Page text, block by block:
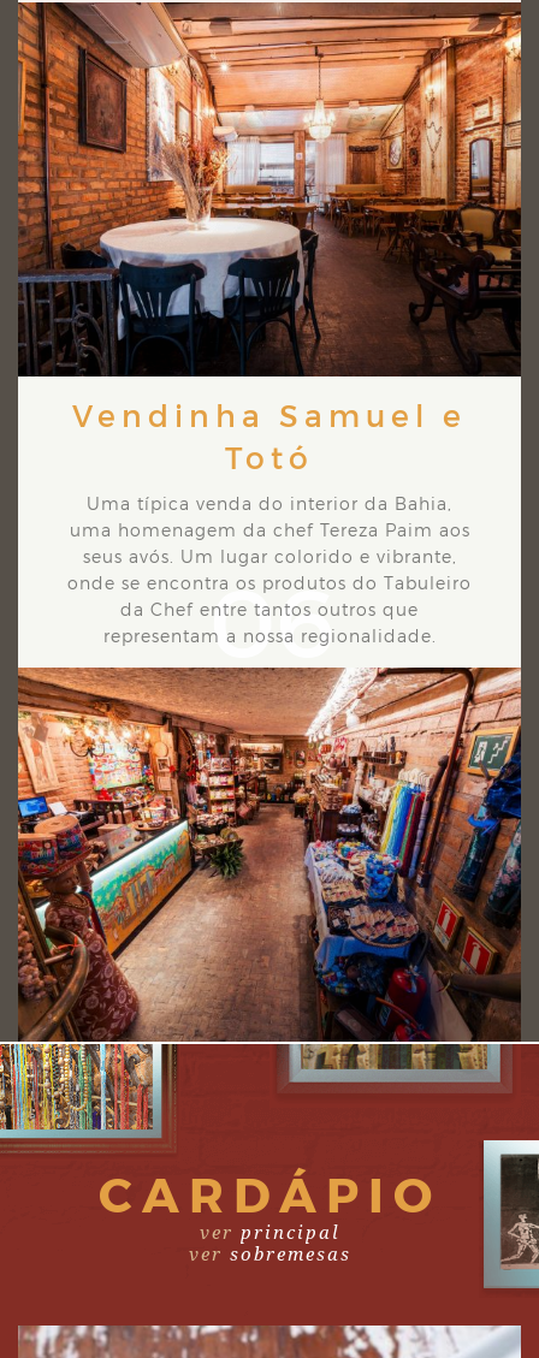
06
Vendinha Samuel e
Totó
Uma típica venda do interior da Bahia,
uma homenagem da chef Tereza Paim aos
seus avós. Um lugar colorido e vibrante,
onde se encontra os produtos do Tabuleiro
da Chef entre tantos outros que
representam a nossa regionalidade.
CARDÁPIO
ver principal
ver sobremesas